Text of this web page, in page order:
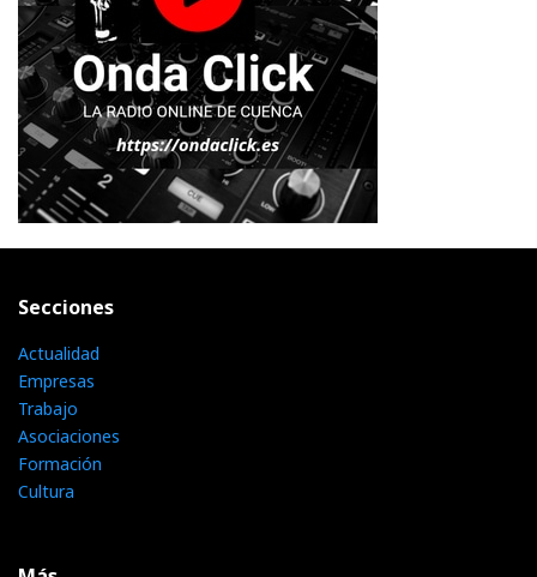
Secciones
Actualidad
Empresas
Trabajo
Asociaciones
Formación
Cultura